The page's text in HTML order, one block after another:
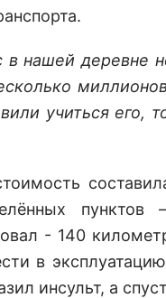
нашей деревне
учиться его,
- 140
в
инсульт, а